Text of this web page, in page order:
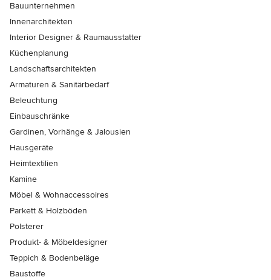
Bauunternehmen
Innenarchitekten
Interior Designer & Raumausstatter
Küchenplanung
Landschaftsarchitekten
Armaturen & Sanitärbedarf
Beleuchtung
Einbauschränke
Gardinen, Vorhänge & Jalousien
Hausgeräte
Heimtextilien
Kamine
Möbel & Wohnaccessoires
Parkett & Holzböden
Polsterer
Produkt- & Möbeldesigner
Teppich & Bodenbeläge
Baustoffe